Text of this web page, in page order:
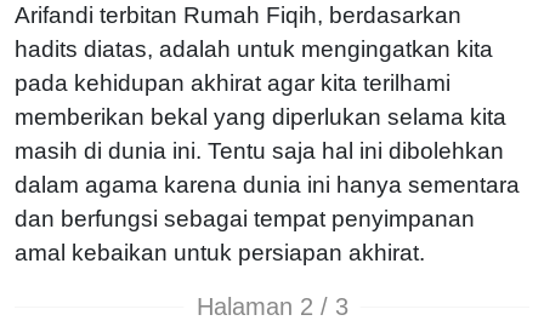
Arifandi terbitan Rumah Fiqih, berdasarkan
hadits diatas, adalah untuk mengingatkan kita
pada kehidupan akhirat agar kita terilhami
memberikan bekal yang diperlukan selama kita
masih di dunia ini. Tentu saja hal ini dibolehkan
dalam agama karena dunia ini hanya sementara
dan berfungsi sebagai tempat penyimpanan
amal kebaikan untuk persiapan akhirat.
Halaman 2 / 3